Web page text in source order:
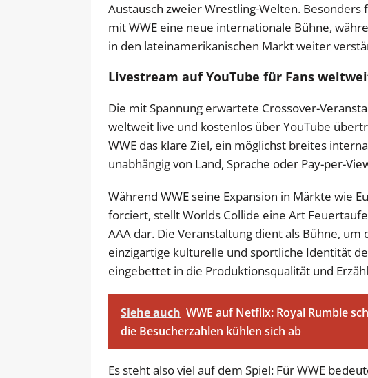
Austausch zweier Wrestling-Welten.
mit WWE eine neue internationale Bühne,
in den lateinamerikanischen Markt weiter
Livestream auf YouTube für Fans
Die mit Spannung erwartete Crossover-
weltweit live und kostenlos über YouTube
WWE das klare Ziel, ein möglichst breites
unabhängig von Land, Sprache oder Pay-per-
Während WWE seine Expansion in Märkte wie
forciert, stellt Worlds Collide eine Art
AAA dar. Die Veranstaltung dient als Bühne,
einzigartige kulturelle und sportliche Identität
eingebettet in die Produktionsqualität und
Siehe auch WWE auf Netflix: Royal Rumble
die Besucherzahlen kühlen sich ab
Es steht also viel auf dem Spiel: Für WWE